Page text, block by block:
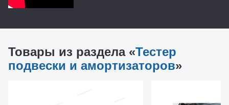
на определение коэффициента демпфирования по
Четкая и убедительная оценка
Товары из раздела «Тестер
подвески и амортизаторов»